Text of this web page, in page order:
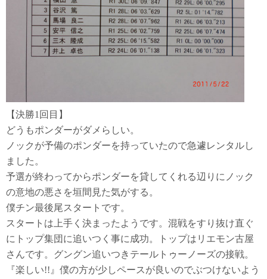
【決勝1回目】
どうもポンダーがダメらしい。
ノックが予備のポンダーを持っていたので急遽レンタルし
ました。
予選が終わってからポンダーを貸してくれる辺りにノック
の意地の悪さを垣間見た気がする。
僕チン最後尾スタートです。
スタートは上手く決まったようです。混戦をすり抜け直ぐ
にトップ集団に追いつく事に成功。トップはリエモン古屋
さんです。グングン追いつきテールトゥーノーズの接戦。
『楽しい!!』僕の方が少しペースが良いのでぶつけないよう